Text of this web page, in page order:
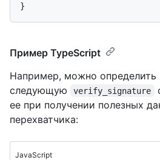
Пример TypeScript
Например, можно определить
следующую
verify_signature
ее при получении полезных
перехватчика:
JavaScript